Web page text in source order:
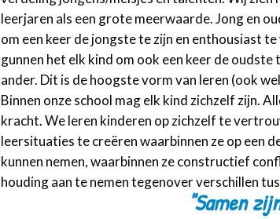
leerjaren als een grote meerwaarde. Jong en
om een keer de jongste te zijn en enthousiast
gunnen het elk kind om ook een keer de oudste
ander. Dit is de hoogste vorm van leren (ook
Binnen onze school mag elk kind zichzelf zijn.
kracht. We leren kinderen op zichzelf te
leersituaties te creëren waarbinnen ze op een
kunnen nemen, waarbinnen ze constructief
houding aan te nemen tegenover verschillen
"Samen